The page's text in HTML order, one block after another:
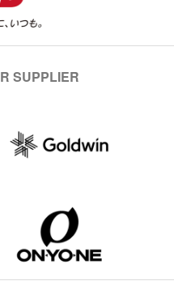
SUPPLIER